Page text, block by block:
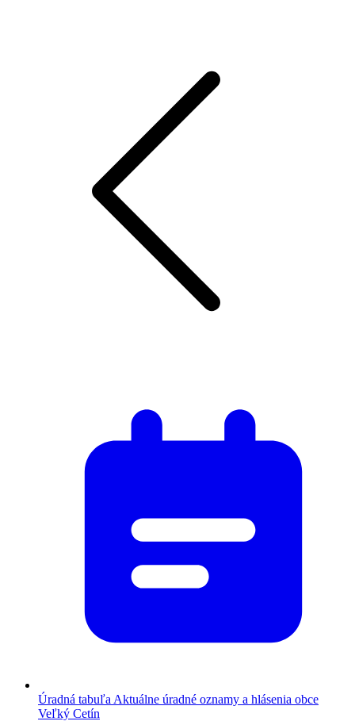
Úradná tabuľa Aktuálne úradné oznamy a hlásenia obce
Veľký Cetín